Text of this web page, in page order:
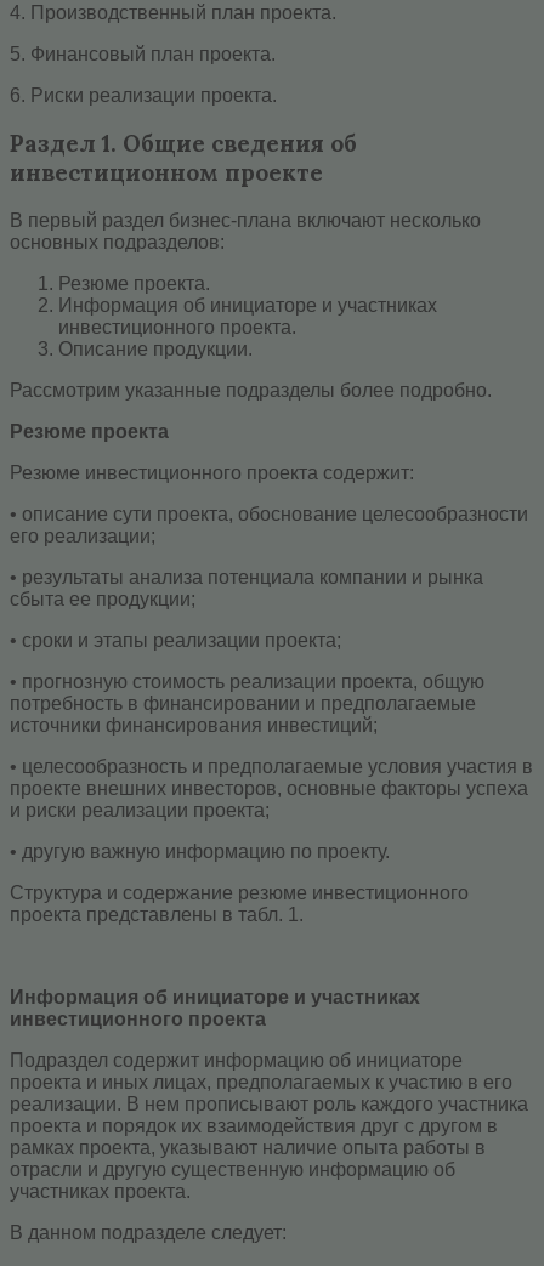
4. Производственный план проекта.
5. Финансовый план проекта.
6. Риски реализации проекта.
Раздел 1. Общие сведения об
инвестиционном проекте
В первый раздел бизнес-плана включают несколько
основных подразделов:
Резюме проекта.
Информация об инициаторе и участниках
инвестиционного проекта.
Описание продукции.
Рассмотрим указанные подразделы более подробно.
Резюме проекта
Резюме инвестиционного проекта содержит:
• описание сути проекта, обоснование целесообразности
его реализации;
• результаты анализа потенциала компании и рынка
сбыта ее продукции;
• сроки и этапы реализации проекта;
• прогнозную стоимость реализации проекта, общую
потребность в финансировании и предполагаемые
источники финансирования инвестиций;
• целесообразность и предполагаемые условия участия в
проекте внешних инвесторов, основные факторы успеха
и риски реализации проекта;
• другую важную информацию по проекту.
Структура и содержание резюме инвестиционного
проекта представлены в табл. 1.
Информация об инициаторе и участниках
инвестиционного проекта
Подраздел содержит информацию об инициаторе
проекта и иных лицах, предполагаемых к участию в его
реализации. В нем прописывают роль каждого участника
проекта и порядок их взаимодействия друг с другом в
рамках проекта, указывают наличие опыта работы в
отрасли и другую существенную информацию об
участниках проекта.
В данном подразделе следует: